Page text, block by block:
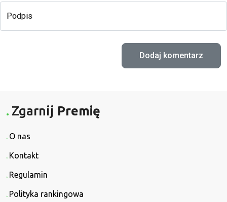
Podpis
Zgarnij Premię
O nas
Kontakt
Regulamin
Polityka rankingowa